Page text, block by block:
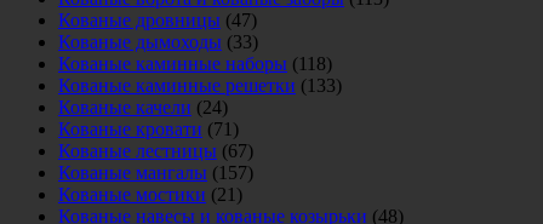
Кованые дровницы (47)
Кованые дымоходы (33)
Кованые каминные наборы (118)
Кованые каминные решетки (133)
Кованые качели (24)
Кованые кровати (71)
Кованые лестницы (67)
Кованые мангалы (157)
Кованые мостики (21)
Кованые навесы и кованые козырьки (48)